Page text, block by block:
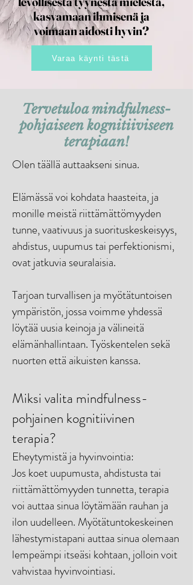
kasvamaan ihmisenä ja
voimaan aidosti hyvin?
kasvamaan ihmisenä ja
voimaan aidosti hyvin?
Varaa käynti tästä
Tervetuloa mindfulness-
pohjaiseen kognitiiviseen
terapiaan!
Olen täällä auttaakseni sinua.
Elämässä voi kohdata haasteita, ja
monille meistä riittämättömyyden
tunne, vaativuus ja suorituskeskeisyys,
ahdistus, uupumus tai perfektionismi,
ovat jatkuvia seuralaisia.
Tarjoan turvallisen ja myötätuntoisen
ympäristön, jossa voimme yhdessä
löytää uusia keinoja ja välineitä
elämänhallintaan. Työskentelen sekä
nuorten että aikuisten kanssa.
Miksi valita mindfulness-
pohjainen kognitiivinen
terapia?
Eheytymistä ja hyvinvointia:
Jos koet uupumusta, ahdistusta tai
riittämättömyyden tunnetta, terapia
voi auttaa sinua löytämään rauhan ja
ilon uudelleen. Myötätuntokeskeinen
lähestymistapani auttaa sinua olemaan
lempeämpi itseäsi kohtaan, jolloin voit
vahvistaa hyvinvointiasi.